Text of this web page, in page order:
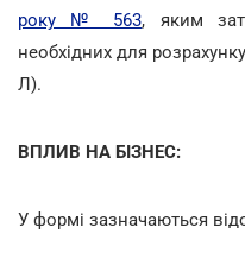
року № 563, яким
необхідних для
Л).
ВПЛИВ НА БІЗНЕС:
У формі зазначаються